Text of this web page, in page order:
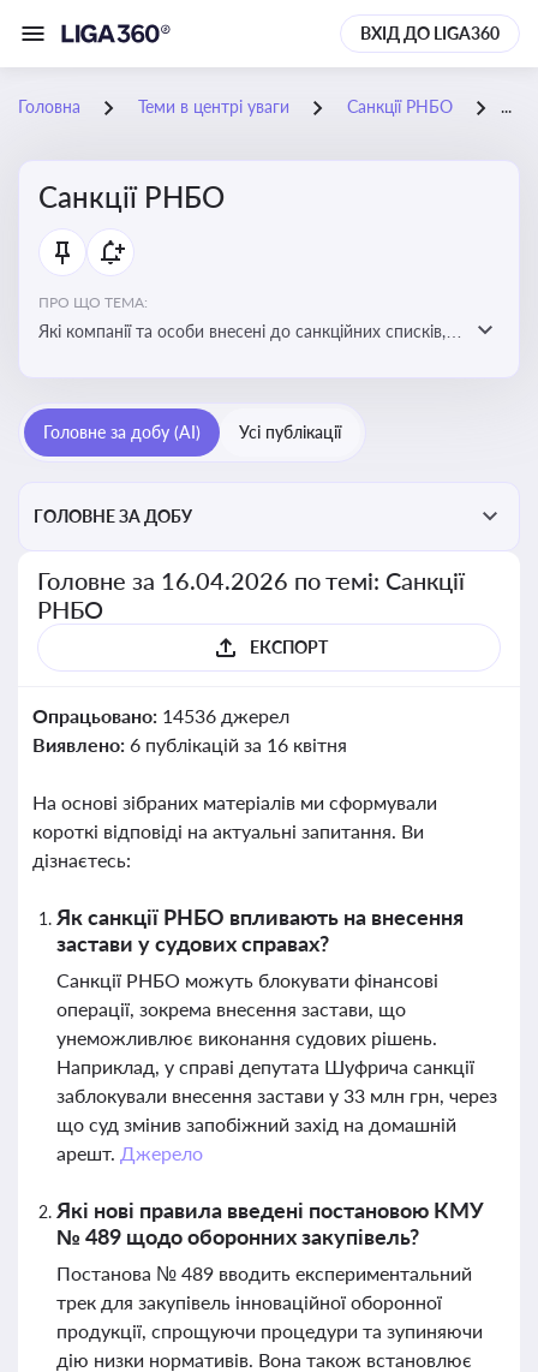
ВХІД ДО LIGA360
Головна Теми в центрі уваги Санкції РНБО
Санкції РНБО
ПРО ЩО ТЕМА:
Які компанії та особи внесені до санкційних списків,
санкцій для бізнесу та економіки в цілому
Головне за добу (AI) Усі публікації
ГОЛОВНЕ ЗА ДОБУ
Головне за 16.04.2026 по темі: Санкції
РНБО
ЕКСПОРТ
Опрацьовано: 14536 джерел
Виявлено: 6 публікацій за 16 квітня
На основі зібраних матеріалів ми сформували
короткі відповіді на актуальні запитання. Ви
дізнаєтесь:
Як санкції РНБО впливають на внесення
застави у судових справах?
Санкції РНБО можуть блокувати фінансові
операції, зокрема внесення застави, що
унеможливлює виконання судових рішень.
Наприклад, у справі депутата Шуфрича санкції
заблокували внесення застави у 33 млн грн, через
що суд змінив запобіжний захід на домашній
арешт. Джерело
Які нові правила введені постановою КМУ
№ 489 щодо оборонних закупівель?
Постанова № 489 вводить експериментальний
трек для закупівель інноваційної оборонної
продукції, спрощуючи процедури та зупиняючи
дію низки нормативів. Вона також встановлює